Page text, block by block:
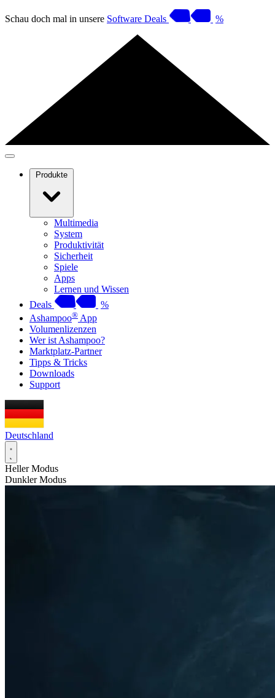
Schau doch mal in unsere Software Deals %
Produkte
Multimedia
System
Produktivität
Sicherheit
Spiele
Apps
Lernen und Wissen
Deals
%
Ashampoo® App
Volumenlizenzen
Wer ist Ashampoo?
Marktplatz-Partner
Tipps & Tricks
Downloads
Support
Deutschland
Heller Modus
Dunkler Modus